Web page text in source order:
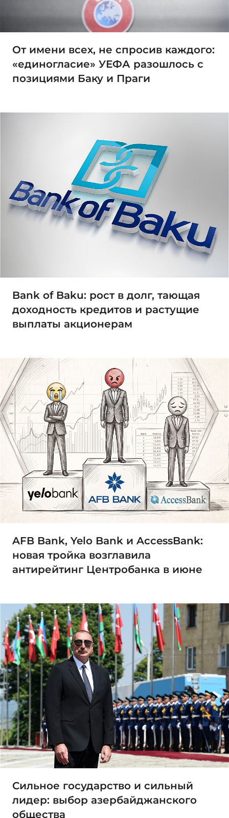
От имени всех, не спросив каждого:
«единогласие» УЕФА разошлось с
позициями Баку и Праги
Bank of Baku: рост в долг, тающая
доходность кредитов и растущие
выплаты акционерам
AFB Bank, Yelo Bank и AccessBank:
новая тройка возглавила
антирейтинг Центробанка в июне
Сильное государство и сильный
лидер: выбор азербайджанского
общества